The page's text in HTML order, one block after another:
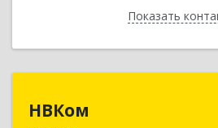
ПоказатьНазад
НВКом